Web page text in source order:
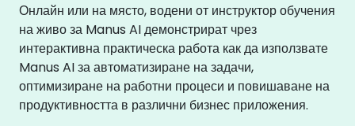
Онлайн или на място, водени от инструктор обучения
на живо за Manus AI демонстрират чрез
интерактивна практическа работа как да използвате
Manus AI за автоматизиране на задачи,
оптимизиране на работни процеси и повишаване на
продуктивността в различни бизнес приложения.